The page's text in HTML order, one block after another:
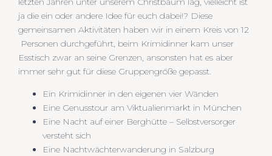
ja die ein oder andere Idee für euch dabei!? Diese
gemeinsamen Aktivitäten haben wir in einem Kreis von 12
Personen durchgeführt, beim Krimidinner kam unser
Esstisch zwar an seine Grenzen, ansonsten hat es aber
immer sehr gut für diese Gruppengröße gepasst.
Ein Krimidinner in den eigenen vier Wänden
Eine Genusstour am Viktualienmarkt in München
Eine Nacht auf einer Berghütte – Selbstversorger
versteht sich
Eine Nachtwächterwanderung in Salzburg